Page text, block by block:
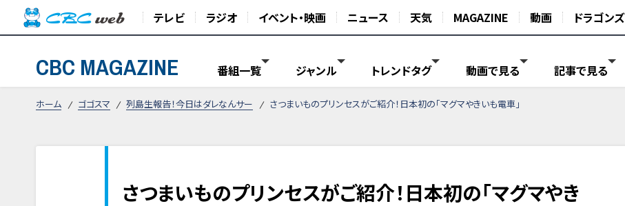
テレビ ラジオ イベント・映画 ニュース 天気 MAGAZINE 動画 ドラゴンズ
CBC MAGAZINE 番組一覧 ジャンル トレンドタグ 動画で見る 記事で見る
ホーム ゴゴスマ 列島生報告！今日はダレなんサー さつまいものプリンセスがご紹介！日本初の「マグマやきいも電車」
さつまいものプリンセスがご紹介！日本初の「マグマやき